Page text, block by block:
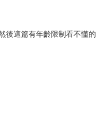
後這篇有年齡限制看不懂的